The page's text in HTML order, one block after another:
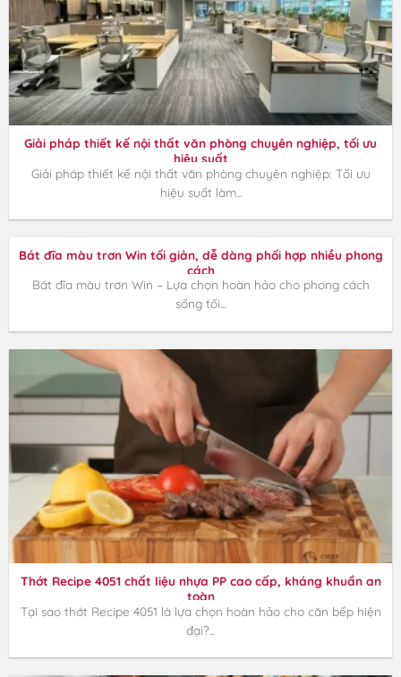
Giải pháp thiết kế nội thất văn phòng chuyên nghiệp, tối ưu
hiệu suất
Giải pháp thiết kế nội thất văn phòng chuyên nghiệp: Tối ưu
hiệu suất làm...
Bát đĩa màu trơn Win tối giản, dễ dàng phối hợp nhiều phong
cách
Bát đĩa màu trơn Win – Lựa chọn hoàn hảo cho phong cách
sống tối...
Thớt Recipe 4051 chất liệu nhựa PP cao cấp, kháng khuẩn an
toàn
Tại sao thớt Recipe 4051 là lựa chọn hoàn hảo cho căn bếp hiện
đại?...